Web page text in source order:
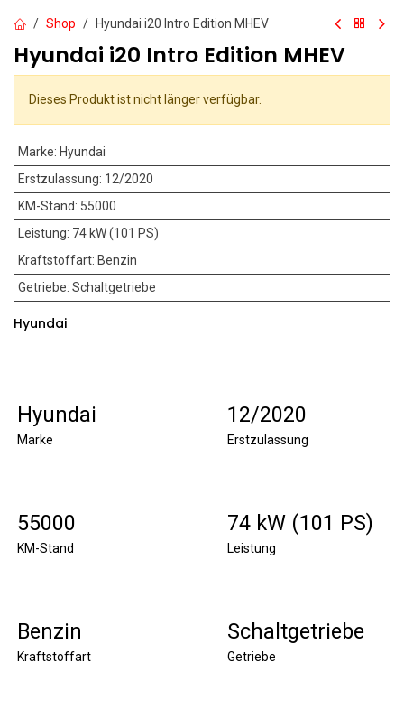
Shop Hyundai i20 Intro Edition MHEV
Hyundai i20 Intro Edition MHEV
Dieses Produkt ist nicht länger verfügbar.
Marke: Hyundai
Erstzulassung: 12/2020
KM-Stand: 55000
Leistung: 74 kW (101 PS)
Kraftstoffart: Benzin
Getriebe: Schaltgetriebe
Hyundai
Hyundai
Marke
12/2020
Erstzulassung
55000
KM-Stand
74 kW (101 PS)
Leistung
Benzin
Kraftstoffart
Schaltgetriebe
Getriebe